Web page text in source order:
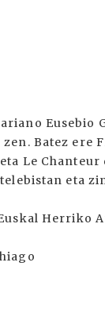
Eusebio
Batez ere
Le
eta
Herriko